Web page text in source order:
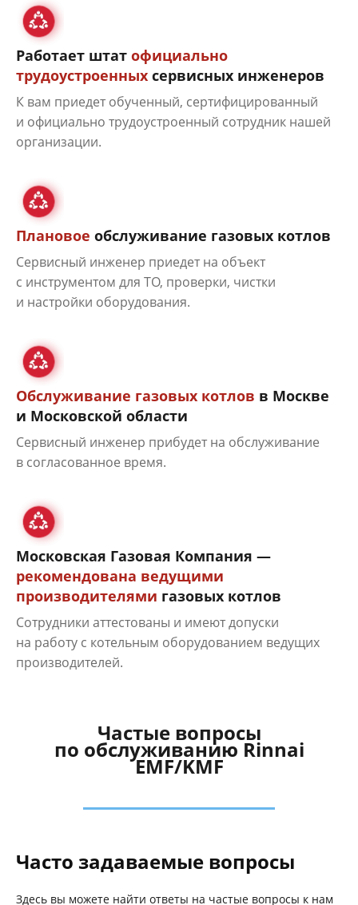
Работает штат официально
трудоустроенных сервисных инженеров
К вам приедет обученный, сертифицированный
и официально трудоустроенный сотрудник нашей
организации.
Плановое обслуживание газовых котлов
Сервисный инженер приедет на объект
с инструментом для ТО, проверки, чистки
и настройки оборудования.
Обслуживание газовых котлов в Москве
и Московской области
Сервисный инженер прибудет на обслуживание
в согласованное время.
Московская Газовая Компания —
рекомендована ведущими
производителями газовых котлов
Сотрудники аттестованы и имеют допуски
на работу с котельным оборудованием ведущих
производителей.
Частые вопросы
по обслуживанию Rinnai
EMF/KMF
Часто задаваемые вопросы
Здесь вы можете найти ответы на частые вопросы к нам